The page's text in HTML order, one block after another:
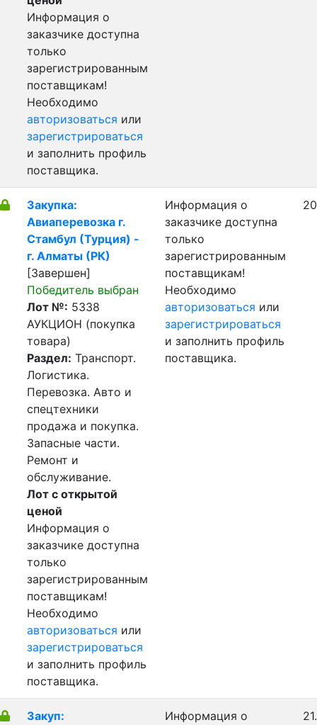
Информация о
заказчике доступна
только
зарегистрированным
поставщикам!
Необходимо
авторизоваться или
зарегистрироваться
и заполнить профиль
поставщика.
Закупка:
Авиаперевозка г.
Стамбул (Турция) -
г. Алматы (РК)
[Завершен]
Победитель выбран
Лот №: 5338
АУКЦИОН (покупка
товара)
Раздел: Транспорт.
Логистика.
Перевозка. Авто и
спецтехники
продажа и покупка.
Запасные части.
Ремонт и
обслуживание.
Лот с открытой
ценой
Информация о
заказчике доступна
только
зарегистрированным
поставщикам!
Необходимо
авторизоваться или
зарегистрироваться
и заполнить профиль
поставщика.
Информация о
заказчике доступна
только
зарегистрированным
поставщикам!
Необходимо
авторизоваться или
зарегистрироваться
и заполнить профиль
поставщика.
Закуп:
Информация о